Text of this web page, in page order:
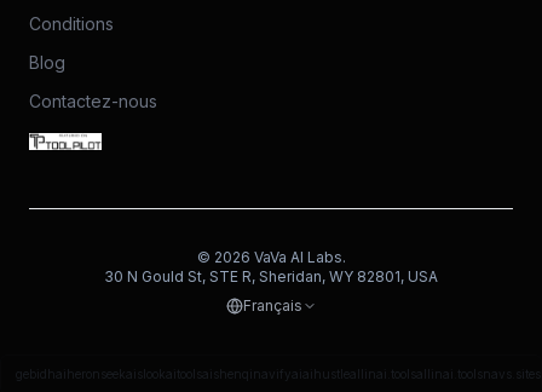
Conditions
Blog
Contactez-nous
© 2026 VaVa AI Labs.
30 N Gould St, STE R, Sheridan, WY 82801, USA
Français
gebidh aiheron seekais lookaitools aishenqinavifyaiaihustleallinai.tools allinai.tools navs.site